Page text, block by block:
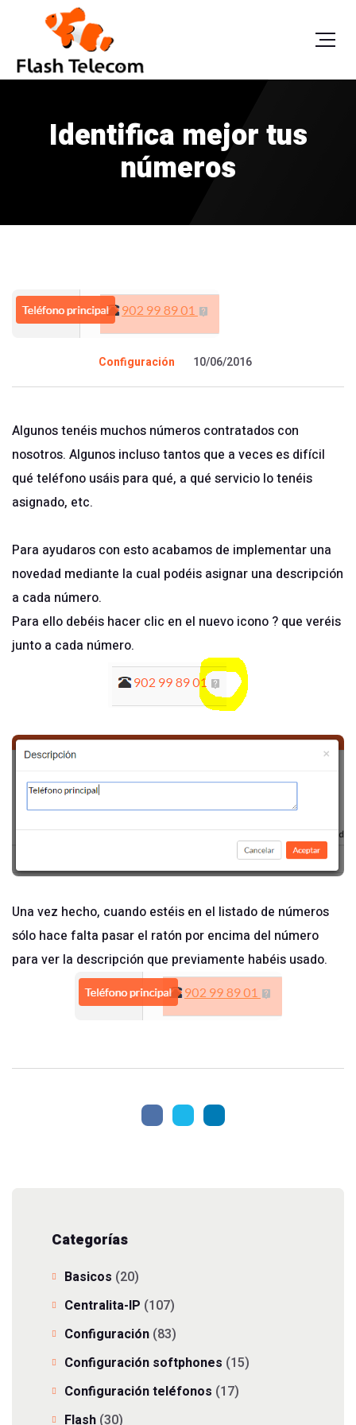
Identifica mejor tus
números
Configuración 10/06/2016
Algunos tenéis muchos números contratados con
nosotros. Algunos incluso tantos que a veces es difícil
qué teléfono usáis para qué, a qué servicio lo tenéis
asignado, etc.
Para ayudaros con esto acabamos de implementar una
novedad mediante la cual podéis asignar una descripción
a cada número.
Para ello debéis hacer clic en el nuevo icono ? que veréis
junto a cada número.
Una vez hecho, cuando estéis en el listado de números
sólo hace falta pasar el ratón por encima del número
para ver la descripción que previamente habéis usado.
Categorías
Basicos (20)
Centralita-IP (107)
Configuración (83)
Configuración softphones (15)
Configuración teléfonos (17)
Flash (30)